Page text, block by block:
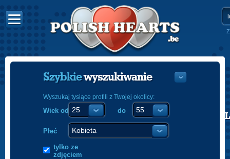
POLISH
Szybkiewyszukiwanie
Wyszukaj tysiące profili z Twojej okolicy:
Wiek od do
Płeć
tylko ze
zdjęciem